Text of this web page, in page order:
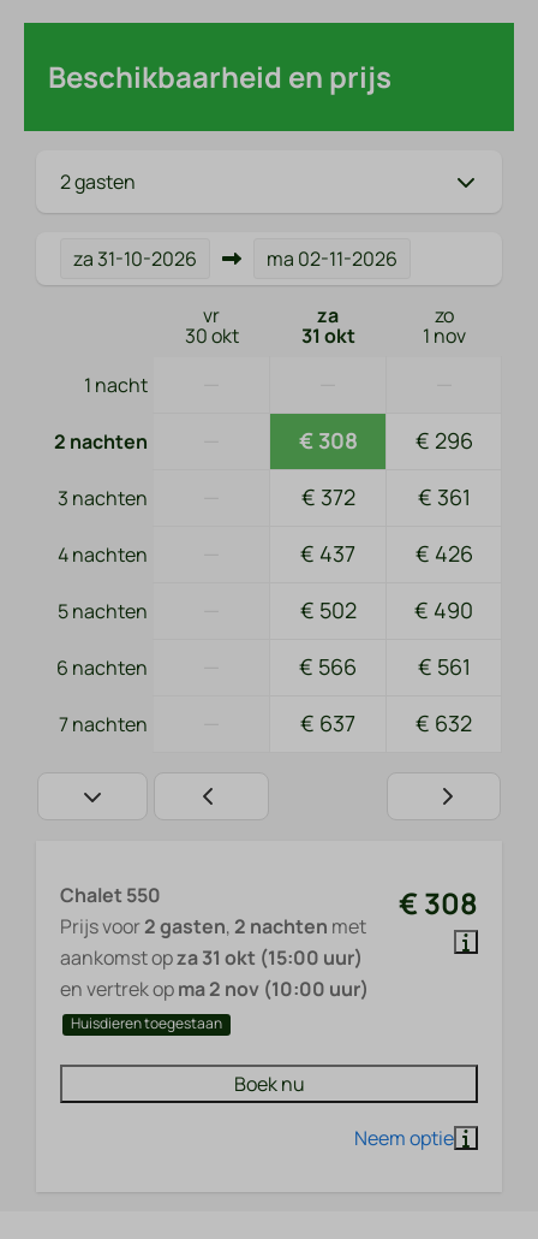
Beschikbaarheid en prijs
2 gasten
za 31-10-2026 ma 02-11-2026
vr
30 okt
za
31 okt
zo
1 nov
1 nacht
2 nachten € 308 € 296
3 nachten € 372 € 361
4 nachten € 437 € 426
5 nachten € 502 € 490
6 nachten € 566 € 561
7 nachten € 637 € 632
€ 308
Chalet 550
Prijs voor2 gasten, 2 nachten met
aankomst opza 31 okt (15:00 uur)
en vertrek opma 2 nov (10:00 uur)
Huisdieren toegestaan
Boek nu